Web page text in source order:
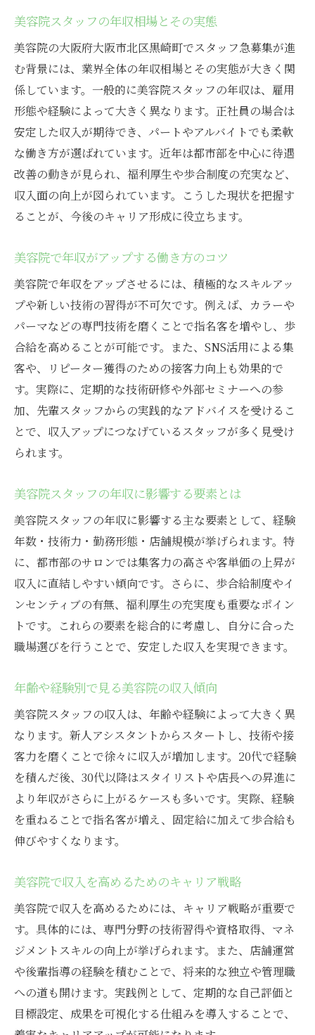
美容院スタッフの年収相場とその実態
美容院の大阪府大阪市北区黒崎町でスタッフ急募集が進
む背景には、業界全体の年収相場とその実態が大きく関
係しています。一般的に美容院スタッフの年収は、雇用
形態や経験によって大きく異なります。正社員の場合は
安定した収入が期待でき、パートやアルバイトでも柔軟
な働き方が選ばれています。近年は都市部を中心に待遇
改善の動きが見られ、福利厚生や歩合制度の充実など、
収入面の向上が図られています。こうした現状を把握す
ることが、今後のキャリア形成に役立ちます。
美容院で年収がアップする働き方のコツ
美容院で年収をアップさせるには、積極的なスキルアッ
プや新しい技術の習得が不可欠です。例えば、カラーや
パーマなどの専門技術を磨くことで指名客を増やし、歩
合給を高めることが可能です。また、SNS活用による集
客や、リピーター獲得のための接客力向上も効果的で
す。実際に、定期的な技術研修や外部セミナーへの参
加、先輩スタッフからの実践的なアドバイスを受けるこ
とで、収入アップにつなげているスタッフが多く見受け
られます。
美容院スタッフの年収に影響する要素とは
美容院スタッフの年収に影響する主な要素として、経験
年数・技術力・勤務形態・店舗規模が挙げられます。特
に、都市部のサロンでは集客力の高さや客単価の上昇が
収入に直結しやすい傾向です。さらに、歩合給制度やイ
ンセンティブの有無、福利厚生の充実度も重要なポイン
トです。これらの要素を総合的に考慮し、自分に合った
職場選びを行うことで、安定した収入を実現できます。
年齢や経験別で見る美容院の収入傾向
美容院スタッフの収入は、年齢や経験によって大きく異
なります。新人アシスタントからスタートし、技術や接
客力を磨くことで徐々に収入が増加します。20代で経験
を積んだ後、30代以降はスタイリストや店長への昇進に
より年収がさらに上がるケースも多いです。実際、経験
を重ねることで指名客が増え、固定給に加えて歩合給も
伸びやすくなります。
美容院で収入を高めるためのキャリア戦略
美容院で収入を高めるためには、キャリア戦略が重要で
す。具体的には、専門分野の技術習得や資格取得、マネ
ジメントスキルの向上が挙げられます。また、店舗運営
や後輩指導の経験を積むことで、将来的な独立や管理職
への道も開けます。実践例として、定期的な自己評価と
目標設定、成果を可視化する仕組みを導入することで、